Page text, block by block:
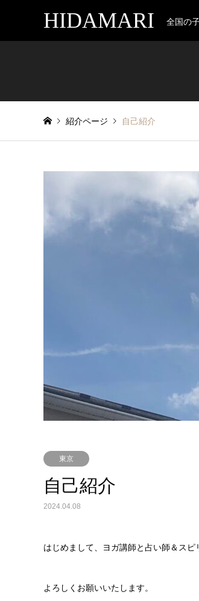
HIDAMARI 全国の
紹介ページ 自己紹介
東京
自己紹介
2024.04.08
はじめまして、ヨガ講師と占い師＆ス
よろしくお願いいたします。